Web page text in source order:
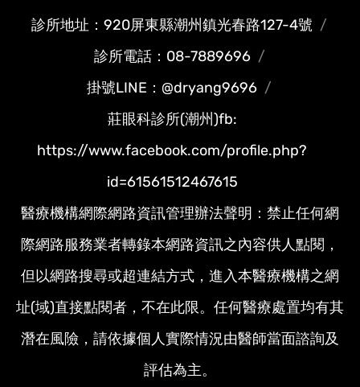
診所地址：920屏東縣潮州鎮光春路127-4號
診所電話：08-7889696
掛號LINE：@dryang9696
莊眼科診所(潮州)fb:
https://www.facebook.com/profile.php?
id=61561512467615
醫療機構網際網路資訊管理辦法聲明：禁止任何網
際網路服務業者轉錄本網路資訊之內容供人點閱，
但以網路搜尋或超連結方式，進入本醫療機構之網
址(域)直接點閱者，不在此限。任何醫療處置均有其
潛在風險，請依據個人實際情況由醫師當面諮詢及
評估為主。